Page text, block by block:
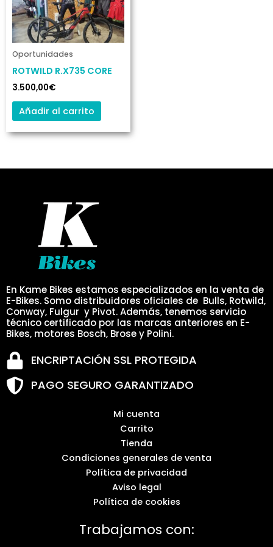
Oportunidades
ROTWILD R.X735 CORE
3.500,00€
Añadir al carrito
En Kame Bikes estamos especializados en la venta de
E-Bikes. Somo distribuidores oficiales de Bulls, Rotwild,
Conway, Fulgur y Pivot. Además, tenemos servicio
técnico certificado por las marcas anteriores en E-
Bikes, motores Bosch, Brose y Polini.
ENCRIPTACIÓN SSL PROTEGIDA
PAGO SEGURO GARANTIZADO
Mi cuenta
Carrito
Tienda
Condiciones generales de venta
Política de privacidad
Aviso legal
Política de cookies
Trabajamos con: